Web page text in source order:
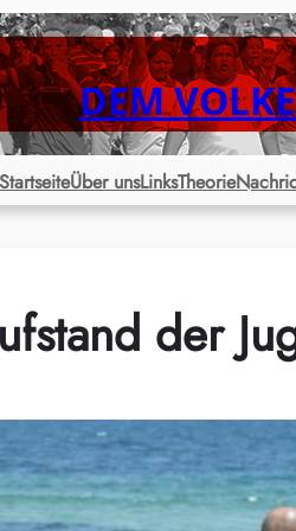
DEM
StartseiteÜber unsLinksTheorie
der